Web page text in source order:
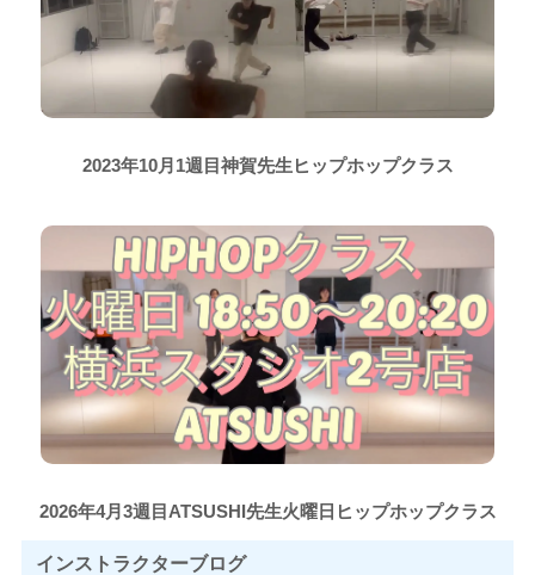
2023年10月1週目神賀先生ヒップホップクラス
2026年4月3週目ATSUSHI先生火曜日ヒップホップクラス
インストラクターブログ